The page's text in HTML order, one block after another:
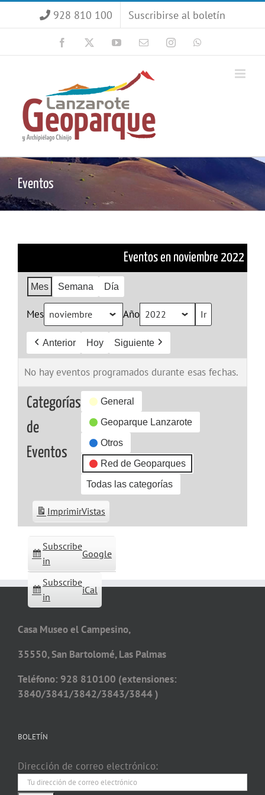
928 810 100 Suscribirse al boletín
Facebook YouTubeCorreoInstagram
Eventos
Eventos en noviembre 2022
Mes Semana Día
Mes Año
Anterior Hoy Siguiente
No hay eventos programados durante esas fechas.
Categorías
de
Eventos
General
Geoparque Lanzarote
Otros
Red de Geoparques
Todas las categorías
Subscribe
in
Google
Subscribe
in
iCal
ImprimirVistas
Casa Museo el Campesino,
35550, San Bartolomé, Las Palmas
Teléfono: 928 810100 (extensiones:
3840/3841/3842/3843/3844 )
BOLETÍN
Dirección de correo electrónico: